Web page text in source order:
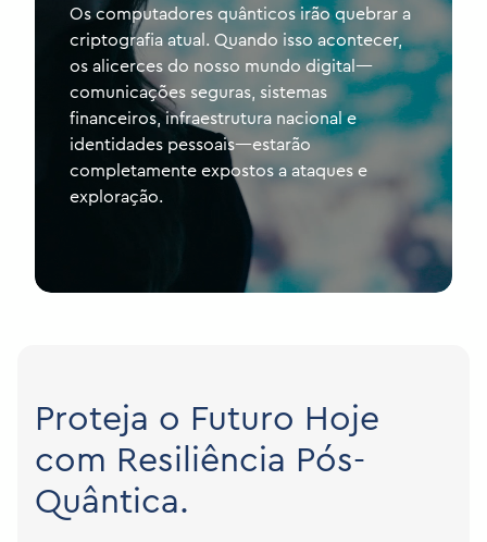
Os computadores quânticos irão quebrar a
criptografia atual. Quando isso acontecer,
os alicerces do nosso mundo digital—
comunicações seguras, sistemas
financeiros, infraestrutura nacional e
identidades pessoais—estarão
completamente expostos a ataques e
exploração.
Proteja o Futuro Hoje
com Resiliência Pós-
Quântica.